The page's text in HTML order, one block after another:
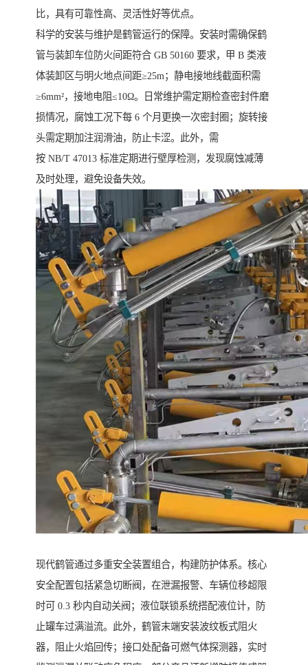
比，具有可靠性高、灵活性好等优点。
科学的安装与维护是鹤管运行的保障。安装时需确保鹤
管与装卸车位防火间距符合 GB 50160 要求，甲 B 类液
体装卸区与明火地点间距≥25m；静电接地线截面积需
≥6mm²，接地电阻≤10Ω。日常维护需定期检查密封件磨
损情况，腐蚀工况下每 6 个月更换一次密封圈；旋转接
头需定期加注润滑油，防止卡涩。此外，需
按 NB/T 47013 标准定期进行壁厚检测，发现腐蚀减薄
及时处理，避免设备失效。
现代鹤管通过多重安全装置组合，构建防护体系。核心
安全配置包括紧急切断阀，在泄漏报警、车辆位移超限
时可 0.3 秒内自动关阀；液位联锁系统搭配液位计，防
止罐车过满溢流。此外，鹤管末端安装波纹板式阻火
器，阻止火焰回传；接口处配备可燃气体探测器，实时